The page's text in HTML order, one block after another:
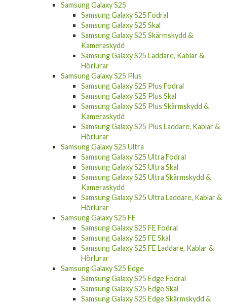
Samsung Galaxy S25
Samsung Galaxy S25 Fodral
Samsung Galaxy S25 Skal
Samsung Galaxy S25 Skärmskydd &
Kameraskydd
Samsung Galaxy S25 Laddare, Kablar &
Hörlurar
Samsung Galaxy S25 Plus
Samsung Galaxy S25 Plus Fodral
Samsung Galaxy S25 Plus Skal
Samsung Galaxy S25 Plus Skärmskydd &
Kameraskydd
Samsung Galaxy S25 Plus Laddare, Kablar &
Hörlurar
Samsung Galaxy S25 Ultra
Samsung Galaxy S25 Ultra Fodral
Samsung Galaxy S25 Ultra Skal
Samsung Galaxy S25 Ultra Skärmskydd &
Kameraskydd
Samsung Galaxy S25 Ultra Laddare, Kablar &
Hörlurar
Samsung Galaxy S25 FE
Samsung Galaxy S25 FE Fodral
Samsung Galaxy S25 FE Skal
Samsung Galaxy S25 FE Laddare, Kablar &
Hörlurar
Samsung Galaxy S25 Edge
Samsung Galaxy S25 Edge Fodral
Samsung Galaxy S25 Edge Skal
Samsung Galaxy S25 Edge Skärmskydd &